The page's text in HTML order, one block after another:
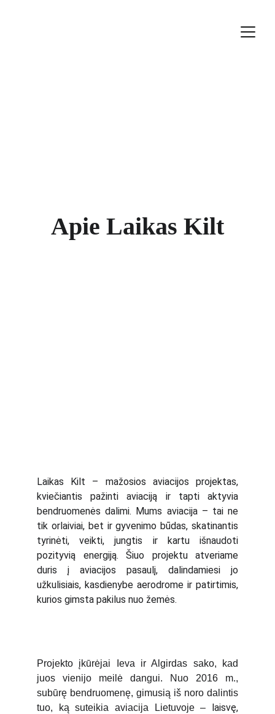
Laikas Kilt – mažosios aviacijos projektas,
kviečiantis pažinti aviaciją ir tapti aktyvia
bendruomenės dalimi. Mums aviacija – tai ne
tik orlaiviai, bet ir gyvenimo būdas, skatinantis
tyrinėti, veikti, jungtis ir kartu išnaudoti
pozityvią energiją. Šiuo projektu atveriame
duris į aviacijos pasaulį, dalindamiesi jo
užkulisiais, kasdienybe aerodrome ir patirtimis,
kurios gimsta pakilus nuo žemės.
Apie Laikas Kilt
Projekto įkūrėjai Ieva ir Algirdas sako, kad
juos vienijo meilė dangui. Nuo 2016 m.,
subūrę bendruomenę, gimusią iš noro dalintis
tuo, ką suteikia aviacija Lietuvoje – laisvę,